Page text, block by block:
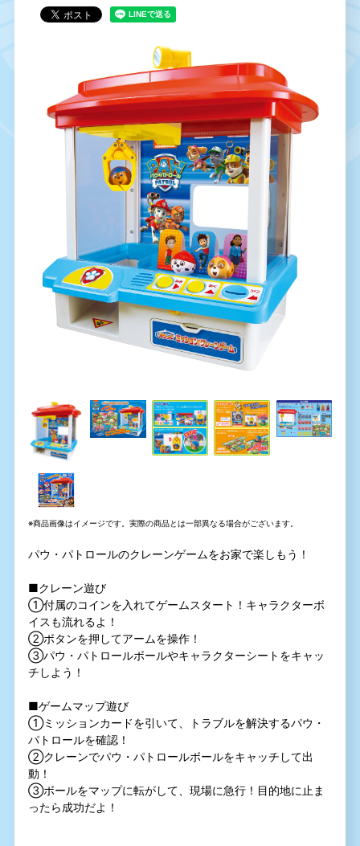
※商品画像はイメージです。実際の商品とは一部異なる場合がございます。
パウ・パトロールのクレーンゲームをお家で楽しもう！
■クレーン遊び
①付属のコインを入れてゲームスタート！キャラクターボ
イスも流れるよ！
②ボタンを押してアームを操作！
③パウ・パトロールボールやキャラクターシートをキャッ
チしよう！
■ゲームマップ遊び
①ミッションカードを引いて、トラブルを解決するパウ・
パトロールを確認！
②クレーンでパウ・パトロールボールをキャッチして出
動！
③ボールをマップに転がして、現場に急行！目的地に止ま
ったら成功だよ！